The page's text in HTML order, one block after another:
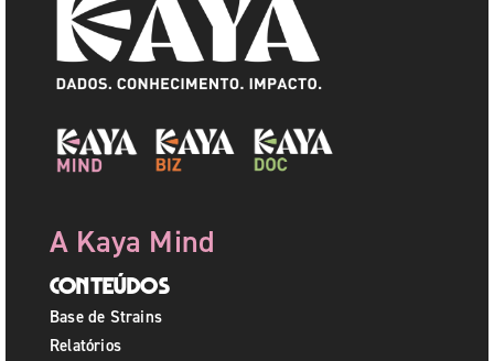
A Kaya Mind
Conteúdos
Base de Strains
Relatórios